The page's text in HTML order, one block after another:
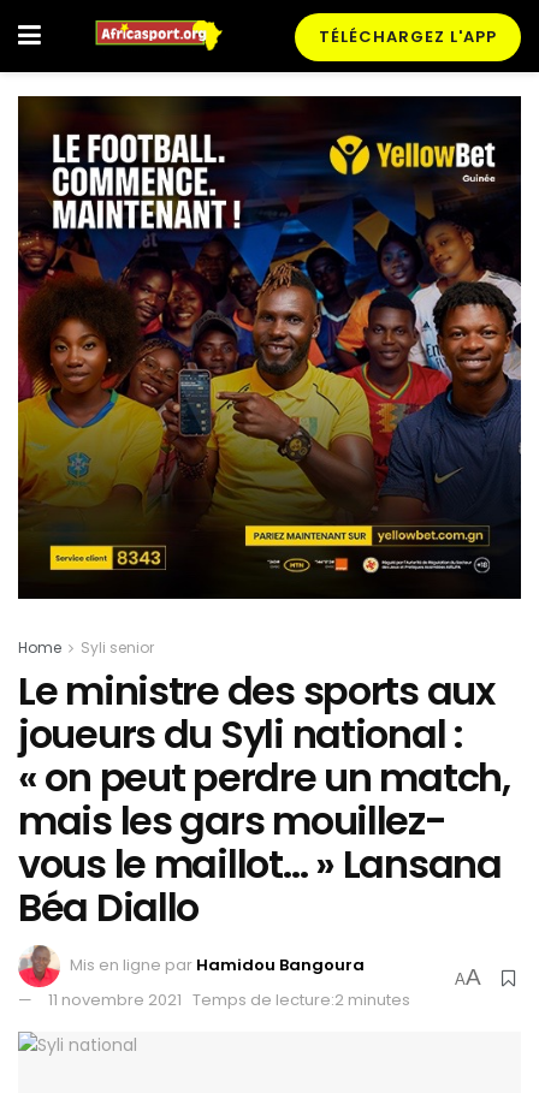
TÉLÉCHARGEZ L'APP
Home Syli senior
Le ministre des sports aux
joueurs du Syli national :
« on peut perdre un match,
mais les gars mouillez-
vous le maillot… » Lansana
Béa Diallo
Mis en ligne par Hamidou Bangoura
11 novembre 2021 Temps de lecture:2 minutes
AA